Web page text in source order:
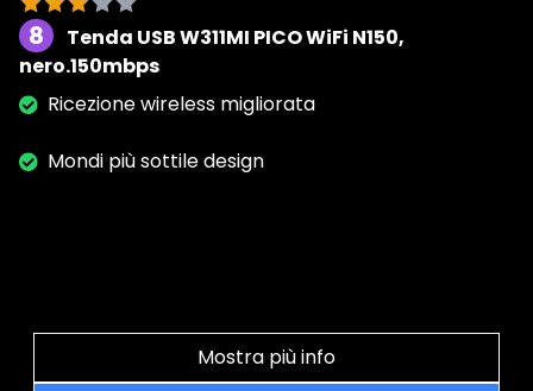
8
Tenda USB W311MI PICO WiFi N150,
nero.150mbps
Ricezione wireless migliorata
Mondi più sottile design
Mostra più info